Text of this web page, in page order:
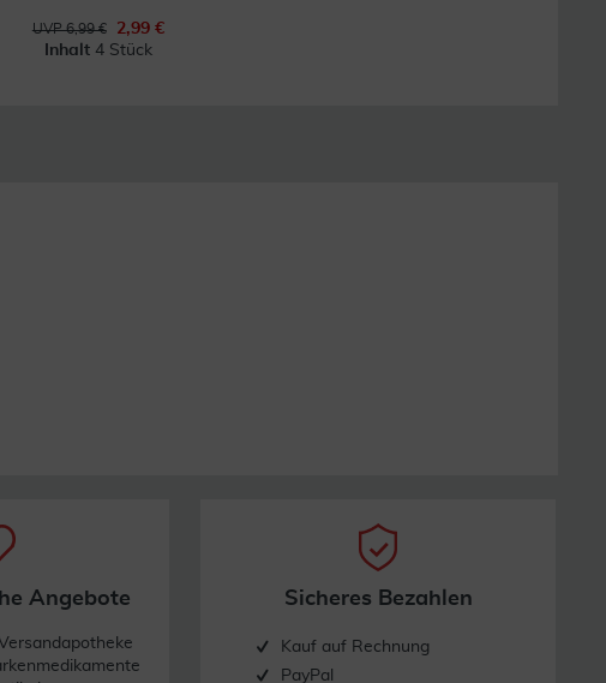
UVP 6,99 €
2,99 €
Inhalt 4 Stück
Angebote Sicheres Bezahlen
Kauf auf Rechnung
PayPal